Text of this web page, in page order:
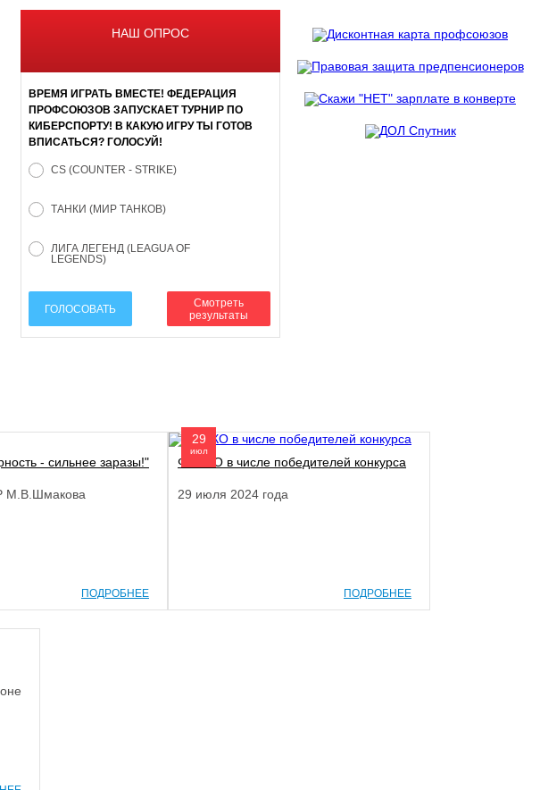
НАШ ОПРОС
ВРЕМЯ ИГРАТЬ ВМЕСТЕ! ФЕДЕРАЦИЯ
ПРОФСОЮЗОВ ЗАПУСКАЕТ ТУРНИР ПО
КИБЕРСПОРТУ! В КАКУЮ ИГРУ ТЫ ГОТОВ
ВПИСАТЬСЯ? ГОЛОСУЙ!
CS (COUNTER - STRIKE)
ТАНКИ (МИР ТАНКОВ)
ЛИГА ЛЕГЕНД (LEAGUA OF
LEGENDS)
ГОЛОСОВАТЬ
Смотреть
результаты
- сильнее заразы!"
М.В.Шмакова
ПОДРОБНЕЕ
29
июл
ФПОКО в числе победителей конкурса
29 июля 2024 года
ПОДРОБНЕЕ